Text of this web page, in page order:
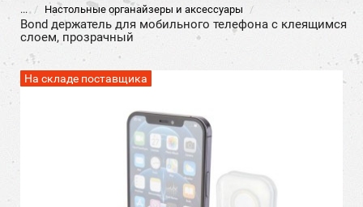
... Настольные органайзеры и аксессуары
Bond держатель для мобильного телефона с клеящимся
слоем, прозрачный
На складе поставщика